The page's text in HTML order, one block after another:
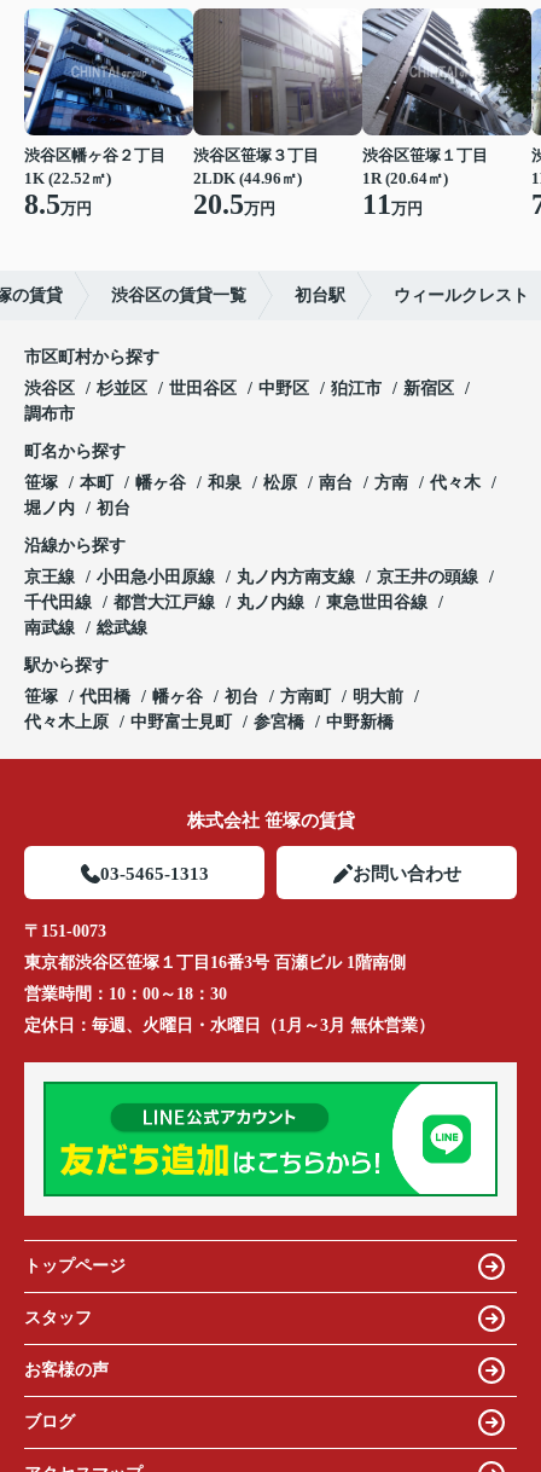
渋谷区幡ヶ谷２丁目
1K (22.52㎡)
8.5万円
渋谷区笹塚３丁目
2LDK (44.96㎡)
20.5万円
渋谷区笹塚１丁目
1R (20.64㎡)
11万円
の賃貸 渋谷区の賃貸一覧 初台駅 ウィールクレスト
市区町村から探す
渋谷区
杉並区 世田谷区 中野区 狛江市
新宿区
調布市
町名から探す
笹塚
本町 幡ヶ谷 和泉 松原 南台 方南
代々木
堀ノ内
初台
沿線から探す
京王線
小田急小田原線 丸ノ内方南支線
京王井の頭線
千代田線
都営大江戸線 丸ノ内線
東急世田谷線
南武線
総武線
駅から探す
笹塚
代田橋 幡ヶ谷 初台 方南町
明大前
代々木上原
中野富士見町 参宮橋 中野新橋
株式会社 笹塚の賃貸
03-5465-1313 お問い合わせ
〒151-0073
東京都渋谷区笹塚１丁目16番3号 百瀬ビル 1階南側
営業時間： 10：00～18：30
定休日： 毎週、火曜日・水曜日（1月～3月 無休営業）
トップページ
スタッフ
お客様の声
ブログ